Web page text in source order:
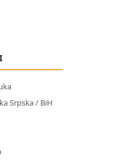
Srpska / BiH